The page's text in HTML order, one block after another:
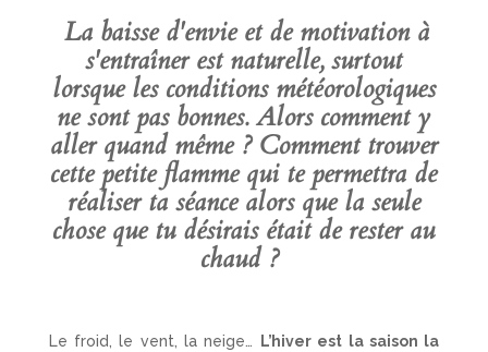
La baisse d'envie et de motivation à
s'entraîner est naturelle, surtout
lorsque les conditions météorologiques
ne sont pas bonnes. Alors comment y
aller quand même ? Comment trouver
cette petite flamme qui te permettra de
réaliser ta séance alors que la seule
chose que tu désirais était de rester au
chaud ?
Le froid, le vent, la neige…
L’hiver est la saison la